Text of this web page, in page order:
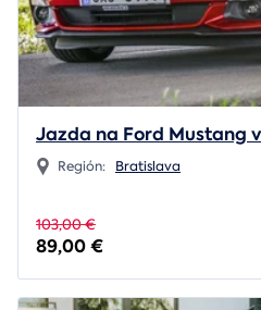
Jazda na Ford Mustang
Región: Bratislava
103,00 €
89,00 €